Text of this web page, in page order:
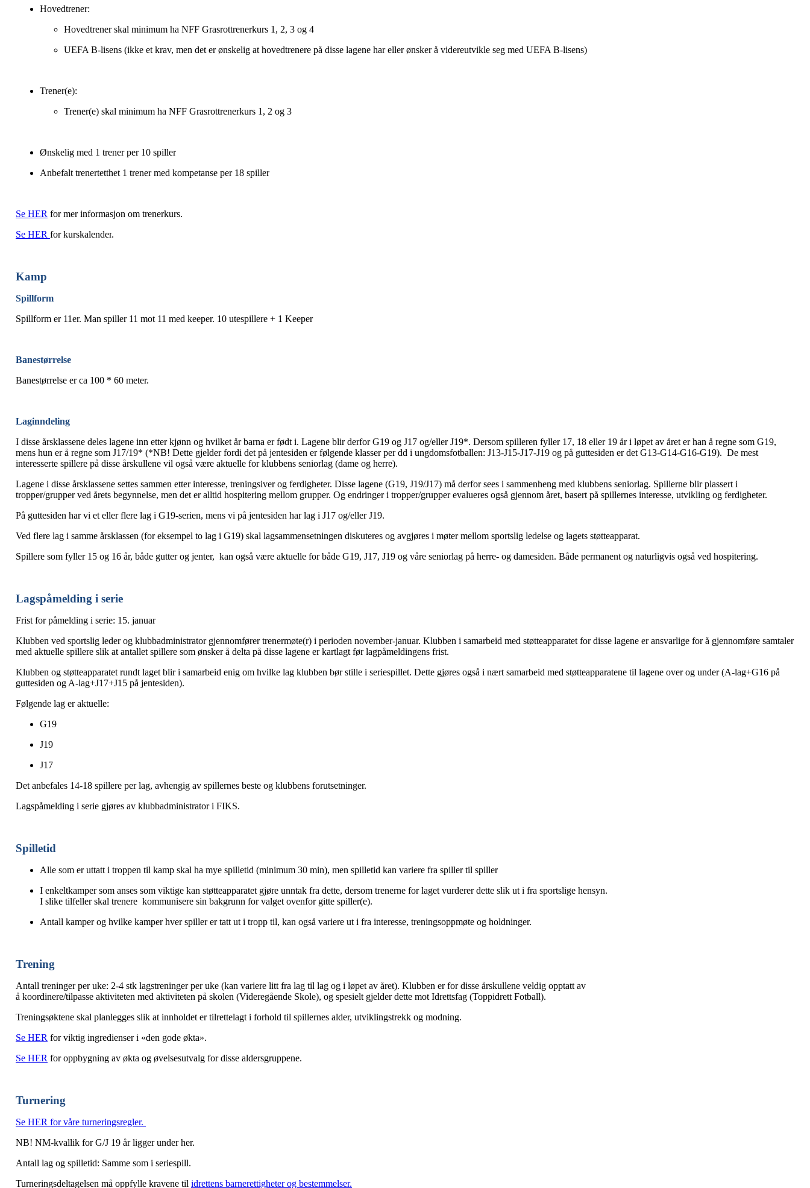
Hovedtrener:
Hovedtrener skal minimum ha NFF Grasrottrenerkurs 1, 2, 3 og 4
UEFA B-lisens (ikke et krav, men det er ønskelig at hovedtrenere på disse lagene har eller ønsker å videreutvikle seg med UEFA B-lisens)
Trener(e):
Trener(e) skal minimum ha NFF Grasrottrenerkurs 1, 2 og 3
Ønskelig med 1 trener per 10 spiller
Anbefalt trenertetthet 1 trener med kompetanse per 18 spiller
Se HER for mer informasjon om trenerkurs.
Se HER for kurskalender.
Kamp
Spillform
Spillform er 11er. Man spiller 11 mot 11 med keeper. 10 utespillere + 1 Keeper
Banestørrelse
Banestørrelse er ca 100 * 60 meter.
Laginndeling
I disse årsklassene deles lagene inn etter kjønn og hvilket år barna er født i. Lagene blir derfor G19 og J17 og/eller J19*. Dersom spilleren fyller 17, 18 eller 19 år i løpet av året er han å regne som G19,
mens hun er å regne som J17/19* (*NB! Dette gjelder fordi det på jentesiden er følgende klasser per dd i ungdomsfotballen: J13-J15-J17-J19 og på guttesiden er det G13-G14-G16-G19). De mest
interesserte spillere på disse årskullene vil også være aktuelle for klubbens seniorlag (dame og herre).
Lagene i disse årsklassene settes sammen etter interesse, treningsiver og ferdigheter. Disse lagene (G19, J19/J17) må derfor sees i sammenheng med klubbens seniorlag. Spillerne blir plassert i
tropper/grupper ved årets begynnelse, men det er alltid hospitering mellom grupper. Og endringer i tropper/grupper evalueres også gjennom året, basert på spillernes interesse, utvikling og ferdigheter.
På guttesiden har vi et eller flere lag i G19-serien, mens vi på jentesiden har lag i J17 og/eller J19.
Ved flere lag i samme årsklassen (for eksempel to lag i G19) skal lagsammensetningen diskuteres og avgjøres i møter mellom sportslig ledelse og lagets støtteapparat.
Spillere som fyller 15 og 16 år, både gutter og jenter, kan også være aktuelle for både G19, J17, J19 og våre seniorlag på herre- og damesiden. Både permanent og naturligvis også ved hospitering.
Lagspåmelding i serie
Frist for påmelding i serie: 15. januar
Klubben ved sportslig leder og klubbadministrator gjennomfører trenermøte(r) i perioden november-januar. Klubben i samarbeid med støtteapparatet for disse lagene er ansvarlige for å gjennomføre samtaler
med aktuelle spillere slik at antallet spillere som ønsker å delta på disse lagene er kartlagt før lagpåmeldingens frist.
Klubben og støtteapparatet rundt laget blir i samarbeid enig om hvilke lag klubben bør stille i seriespillet. Dette gjøres også i nært samarbeid med støtteapparatene til lagene over og under (A-lag+G16 på
guttesiden og A-lag+J17+J15 på jentesiden).
Følgende lag er aktuelle:
G19
J19
J17
Det anbefales 14-18 spillere per lag, avhengig av spillernes beste og klubbens forutsetninger.
Lagspåmelding i serie gjøres av klubbadministrator i FIKS.
Spilletid
Alle som er uttatt i troppen til kamp skal ha mye spilletid (minimum 30 min), men spilletid kan variere fra spiller til spiller
I enkeltkamper som anses som viktige kan støtteapparatet gjøre unntak fra dette, dersom trenerne for laget vurderer dette slik ut i fra sportslige hensyn.
I slike tilfeller skal trenere kommunisere sin bakgrunn for valget ovenfor gitte spiller(e).
Antall kamper og hvilke kamper hver spiller er tatt ut i tropp til, kan også variere ut i fra interesse, treningsoppmøte og holdninger.
Trening
Antall treninger per uke: 2-4 stk lagstreninger per uke (kan variere litt fra lag til lag og i løpet av året). Klubben er for disse årskullene veldig opptatt av
å koordinere/tilpasse aktiviteten med aktiviteten på skolen (Videregående Skole), og spesielt gjelder dette mot Idrettsfag (Toppidrett Fotball).
Treningsøktene skal planlegges slik at innholdet er tilrettelagt i forhold til spillernes alder, utviklingstrekk og modning.
Se HER for viktig ingredienser i «den gode økta».
Se HER for oppbygning av økta og øvelsesutvalg for disse aldersgruppene.
Turnering
Se HER for våre turneringsregler.
NB! NM-kvallik for G/J 19 år ligger under her.
Antall lag og spilletid: Samme som i seriespill.
Turneringsdeltagelsen må oppfylle kravene til idrettens barnerettigheter og bestemmelser.